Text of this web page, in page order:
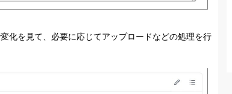
化を見て、必要に応じてアップロードなどの処理を行